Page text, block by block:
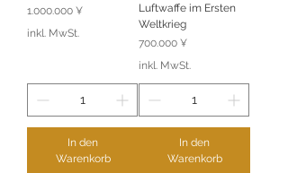
Preis
1.000.000 ¥
inkl. MwSt.
In den
Warenkorb
Luftwaffe im Ersten
Weltkrieg
Preis
700.000 ¥
inkl. MwSt.
In den
Warenkorb